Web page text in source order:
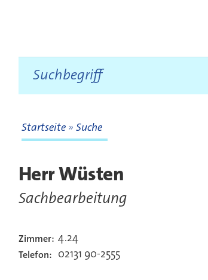
zur Startseite
Startseite Suche
Herr Wüsten
Sachbearbeitung
Kontakt
Zimmer: 4.24
Telefon: 02131 90-2555